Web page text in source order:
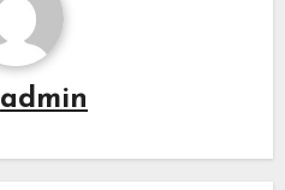
admin